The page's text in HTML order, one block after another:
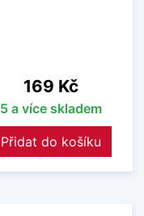
Cena
169 Kč
5 a více skladem
Přidat do košíku